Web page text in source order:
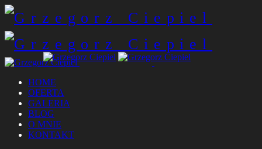
HOME
OFERTA
GALERIA
BLOG
O MNIE
KONTAKT